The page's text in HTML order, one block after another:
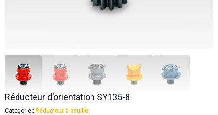
Réducteur d'orientation SY135-8
Catégorie : Réducteur à douille